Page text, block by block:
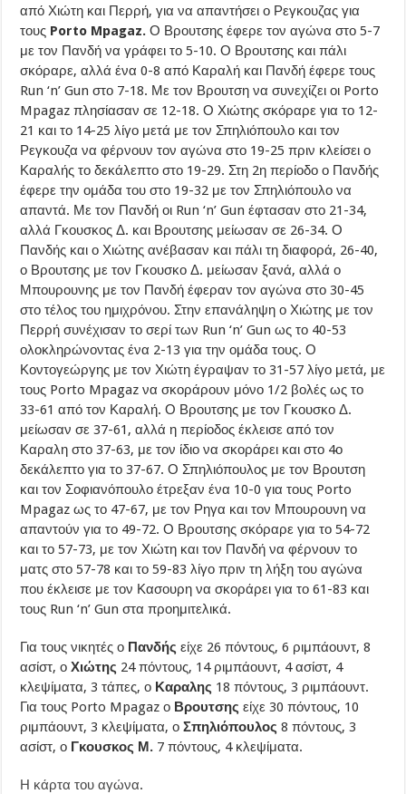
από Χιώτη και Περρή, για να απαντήσει ο Ρεγκουζας για
τους Porto Mpagaz. Ο Βρουτσης έφερε τον αγώνα στο 5-7
με τον Πανδή να γράφει το 5-10. Ο Βρουτσης και πάλι
σκόραρε, αλλά ένα 0-8 από Καραλή και Πανδή έφερε τους
Run ‘n’ Gun στο 7-18. Με τον Βρουτση να συνεχίζει οι Porto
Mpagaz πλησίασαν σε 12-18. Ο Χιώτης σκόραρε για το 12-
21 και το 14-25 λίγο μετά με τον Σπηλιόπουλο και τον
Ρεγκουζα να φέρνουν τον αγώνα στο 19-25 πριν κλείσει ο
Καραλής το δεκάλεπτο στο 19-29. Στη 2η περίοδο ο Πανδής
έφερε την ομάδα του στο 19-32 με τον Σπηλιόπουλο να
απαντά. Με τον Πανδή οι Run ‘n’ Gun έφτασαν στο 21-34,
αλλά Γκουσκος Δ. και Βρουτσης μείωσαν σε 26-34. Ο
Πανδής και ο Χιώτης ανέβασαν και πάλι τη διαφορά, 26-40,
ο Βρουτσης με τον Γκουσκο Δ. μείωσαν ξανά, αλλά ο
Μπουρουνης με τον Πανδή έφεραν τον αγώνα στο 30-45
στο τέλος του ημιχρόνου. Στην επανάληψη ο Χιώτης με τον
Περρή συνέχισαν το σερί των Run ‘n’ Gun ως το 40-53
ολοκληρώνοντας ένα 2-13 για την ομάδα τους. Ο
Κοντογεώργης με τον Χιώτη έγραψαν το 31-57 λίγο μετά, με
τους Porto Mpagaz να σκοράρουν μόνο 1/2 βολές ως το
33-61 από τον Καραλή. Ο Βρουτσης με τον Γκουσκο Δ.
μείωσαν σε 37-61, αλλά η περίοδος έκλεισε από τον
Καραλη στο 37-63, με τον ίδιο να σκοράρει και στο 4ο
δεκάλεπτο για το 37-67. Ο Σπηλιόπουλος με τον Βρουτση
και τον Σοφιανόπουλο έτρεξαν ένα 10-0 για τους Porto
Mpagaz ως το 47-67, με τον Ρηγα και τον Μπουρουνη να
απαντούν για το 49-72. Ο Βρουτσης σκόραρε για το 54-72
και το 57-73, με τον Χιώτη και τον Πανδή να φέρνουν το
ματς στο 57-78 και το 59-83 λίγο πριν τη λήξη του αγώνα
που έκλεισε με τον Κασουρη να σκοράρει για το 61-83 και
τους Run ‘n’ Gun στα προημιτελικά.
Για τους νικητές ο Πανδήςείχε 26 πόντους, 6 ριμπάουντ, 8
ασίστ, οΧιώτης 24 πόντους, 14 ριμπάουντ, 4 ασίστ, 4
κλεψίματα, 3 τάπες, ο Καραλης 18 πόντους, 3 ριμπάουντ.
Για τους Porto Mpagaz ο Βρουτσηςείχε 30 πόντους, 10
ριμπάουντ, 3 κλεψίματα, οΣπηλιόπουλος8 πόντους, 3
ασίστ, ο Γκουσκος Μ. 7 πόντους, 4 κλεψίματα.
Η κάρτα του αγώνα.